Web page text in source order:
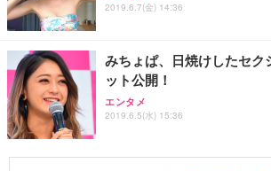
2019.6.7(金) 14:36
みちょぱ、日焼けしたセク
ット公開！
エンタメ
2019.6.5(水) 15:36